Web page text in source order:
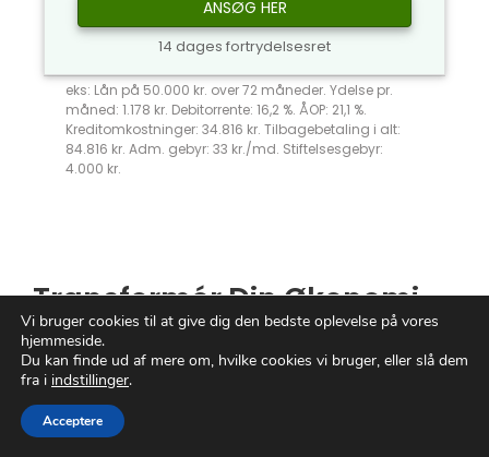
ANSØG HER
14 dages fortrydelsesret
eks: Lån på 50.000 kr. over 72 måneder. Ydelse pr.
måned: 1.178 kr. Debitorrente: 16,2 %. ÅOP: 21,1 %.
Kreditomkostninger: 34.816 kr. Tilbagebetaling i alt:
84.816 kr. Adm. gebyr: 33 kr./md. Stiftelsesgebyr:
4.000 kr.
Transformér Din Økonomi
medAfbetaling
Er du træt af at drømme om produkter, du
ikke har råd til?
være din gyldne nøgle til et liv uden
Vi bruger cookies til at give dig den bedste oplevelse på vores
hjemmeside.
Du kan finde ud af mere om, hvilke cookies vi bruger, eller slå dem
fra i indstillinger.
Acceptere